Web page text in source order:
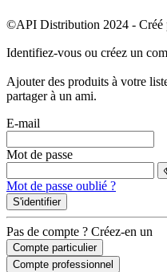
©API Distribution 2024 - Créé
Identifiez-vous ou créez un
Ajouter des produits à votre
partager à un ami.
E-mail
Mot de passe
Mot de passe oublié ?
S'identifier
Pas de compte ? Créez-en un
Compte particulier
Compte professionnel